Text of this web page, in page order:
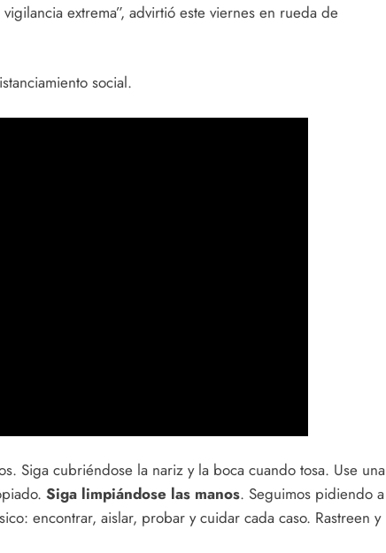
extrema”, advirtió este viernes en rueda de
social.
Siga cubriéndose la nariz y la boca cuando tosa. Use una
Siga limpiándose las manos. Seguimos pidiendo a
encontrar, aislar, probar y cuidar cada caso. Rastreen y